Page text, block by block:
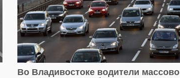
Во Владивостоке водители массово